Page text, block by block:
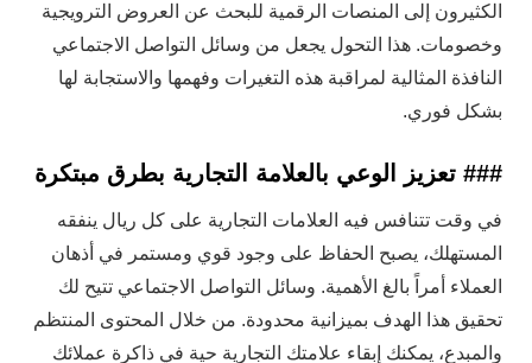
الكثيرون إلى المنصات الرقمية للبحث عن العروض الترويجية
وخصومات. هذا التحول يجعل من وسائل التواصل الاجتماعي
النافذة المثالية لمراقبة هذه التغيرات وفهمها والاستجابة لها
بشكل فوري.
### تعزيز الوعي بالعلامة التجارية بطرق مبتكرة
في وقت تتنافس فيه العلامات التجارية على كل ريال ينفقه
المستهلك، يصبح الحفاظ على وجود قوي ومستمر في أذهان
العملاء أمراً بالغ الأهمية. وسائل التواصل الاجتماعي تتيح لك
تحقيق هذا الهدف بميزانية محدودة. من خلال المحتوى المنتظم
والمبدع، يمكنك إبقاء علامتك التجارية حية في ذاكرة عملائك